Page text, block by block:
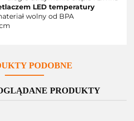
LED temperatury
wolny od BPA
PODOBNE
PRODUKTY